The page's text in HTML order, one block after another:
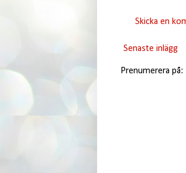
Skicka en
Senaste inlägg
Prenumerera på: